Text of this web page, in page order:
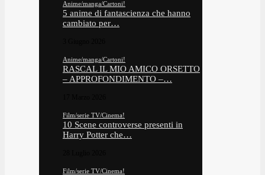
Anime/manga/Cartoni!
5 anime di fantascienza che hanno
cambiato per…
Anime/manga/Cartoni!
RASCAL IL MIO AMICO ORSETTO
– APPROFONDIMENTO –…
Film/serie TV/Cinema!
10 Scene controverse presenti in
Harry Potter che…
Film/serie TV/Cinema!